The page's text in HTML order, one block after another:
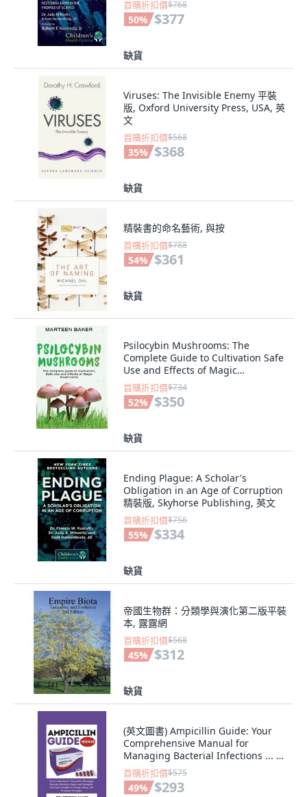
首購折扣價$768
50% $377
缺貨
Viruses: The Invisible Enemy 平裝
版, Oxford University Press, USA, 英
文
首購折扣價$568
35% $368
缺貨
精裝書的命名藝術, 與按
首購折扣價$788
54% $361
缺貨
Psilocybin Mushrooms: The
Complete Guide to Cultivation Safe
Use and Effects of Magic
Mushrooms 精裝版, Charlie
Creative Lab, 英文
首購折扣價$734
52% $350
缺貨
Ending Plague: A Scholar's
Obligation in an Age of Corruption
精裝版, Skyhorse Publishing, 英文
首購折扣價$756
55% $334
缺貨
帝國生物群：分類學與演化第二版平裝
本, 露露網
首購折扣價$568
45% $312
缺貨
(英文圖書) Ampicillin Guide: Your
Comprehensive Manual for
Managing Bacterial Infections ... 平
裝版, Independently Published, 英
文
首購折扣價$575
49% $293